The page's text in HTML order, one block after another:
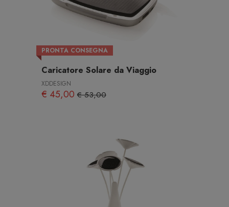
PRONTA CONSEGNA
Caricatore Solare da Viaggio
XDDESIGN
€ 45,00€ 53,00